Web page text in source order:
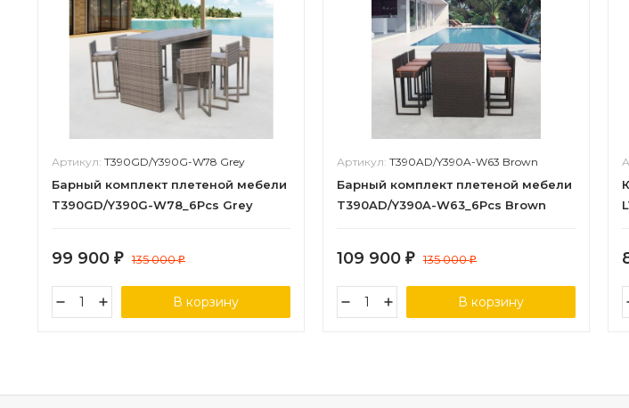
Артикул: T390GD/Y390G-W78 Grey
Барный комплект плетеной мебели
T390GD/Y390G-W78_6Pcs Grey
99 900 ₽ 135 000₽
В корзину
Артикул: T390AD/Y390A-W63 Brown
Барный комплект плетеной мебели
T390AD/Y390A-W63_6Pcs Brown
109 900 ₽ 135 000₽
В корзину